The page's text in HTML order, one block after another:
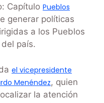
Capítulo Pueblos
generar políticas
a los Pueblos
país.
el vicepresidente
Menéndez, quien
la atención